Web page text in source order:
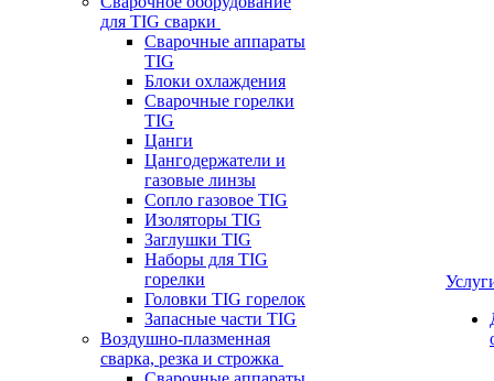
для TIG сварки
Сварочные аппараты
TIG
Блоки охлаждения
Сварочные горелки
TIG
Цанги
Цангодержатели и
газовые линзы
Сопло газовое TIG
Изоляторы TIG
Заглушки TIG
Наборы для TIG
горелки
Головки TIG горелок
Запасные части TIG
Воздушно-плазменная
сварка, резка и строжка